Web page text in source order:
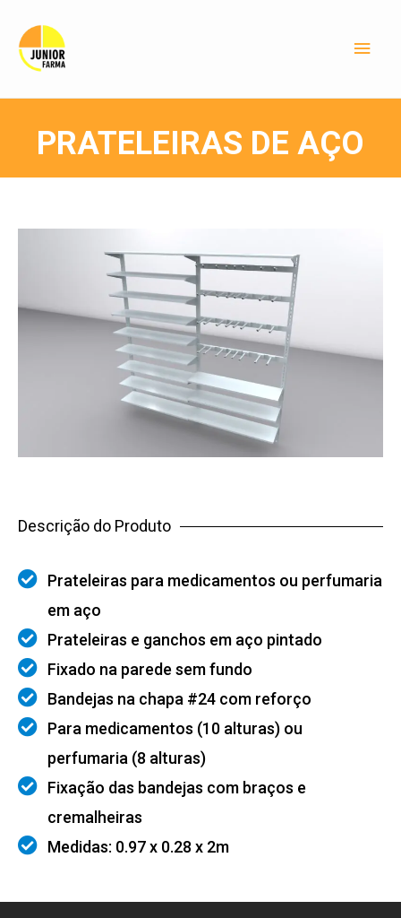
PRATELEIRAS DE AÇO
Descrição do Produto
Prateleiras para medicamentos ou perfumaria
em aço
Prateleiras e ganchos em aço pintado
Fixado na parede sem fundo
Bandejas na chapa #24 com reforço
Para medicamentos (10 alturas) ou
perfumaria (8 alturas)
Fixação das bandejas com braços e
cremalheiras
Medidas: 0.97 x 0.28 x 2m